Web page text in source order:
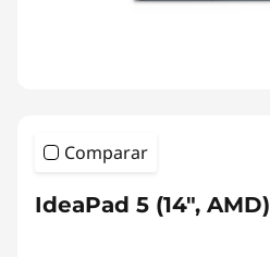
Comparar
IdeaPad 5 (14", AMD)